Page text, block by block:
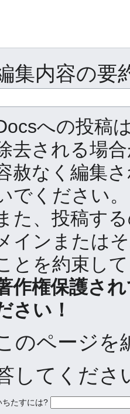
集内容の要
への投稿
去される場
赦なく編集
でください。
た、投稿す
インまたは
とを約束し
作権保護さ
さい！
のページを
してくださ
ちたすには?